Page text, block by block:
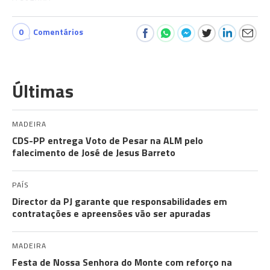
0 Comentários
Últimas
MADEIRA
CDS-PP entrega Voto de Pesar na ALM pelo
falecimento de José de Jesus Barreto
PAÍS
Director da PJ garante que responsabilidades em
contratações e apreensões vão ser apuradas
MADEIRA
Festa de Nossa Senhora do Monte com reforço na